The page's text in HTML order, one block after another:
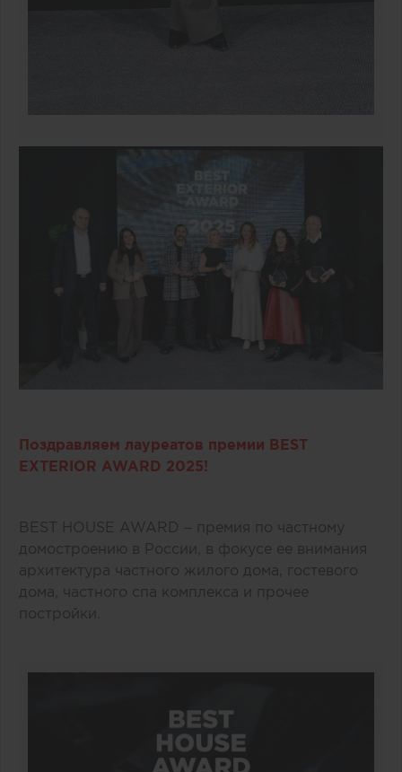
Поздравляем лауреатов премии BEST
EXTERIOR AWARD 2025!
BEST HOUSE AWARD – премия по частному
домостроению в России, в фокусе ее внимания
архитектура частного жилого дома, гостевого
дома, частного спа комплекса и прочее
постройки.